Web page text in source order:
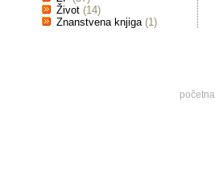
Život (14)
Znanstvena knjiga (1)
početna